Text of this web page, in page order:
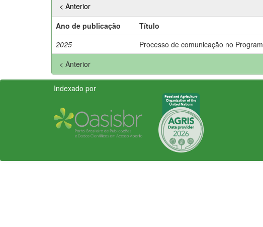
< Anterior
Ano de publicação
Título
2025
Processo de comunicação no
< Anterior
Indexado por